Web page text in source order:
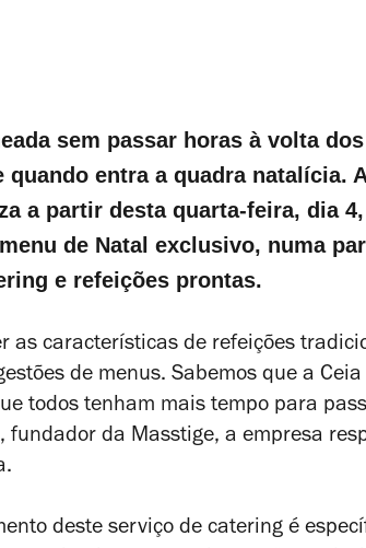
sem passar horas à volta
quando entra a quadra natalícia.
a partir desta quarta-feira, dia
de Natal exclusivo, numa
e refeições prontas.
as características de refeições
de menus. Sabemos que a
todos tenham mais tempo para
fundador da Masstige, a empresa
deste serviço de catering é